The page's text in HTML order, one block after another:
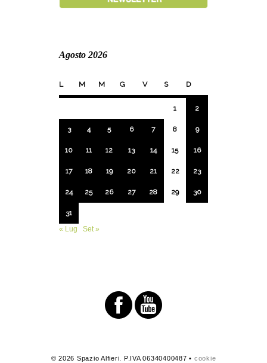
Agosto 2026
L M M G V S D
1 2
3 4 5 6 7 8 9
10 11 12 13 14 15 16
17 18 19 20 21 22 23
24 25 26 27 28 29 30
31
« Lug
Set »
© 2026 Spazio Alfieri. P.IVA 06340400487 • cookie